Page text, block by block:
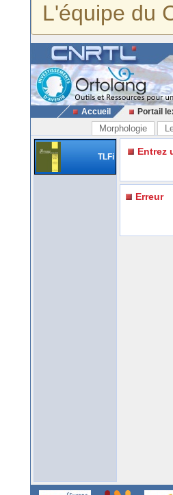
L'équipe du
Accueil Portail
Morphologie
TLFi Entrez
Erreur